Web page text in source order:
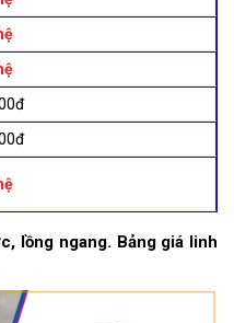
lồng ngang. Bảng giá linh